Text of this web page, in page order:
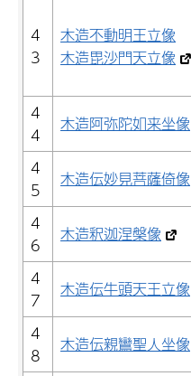
4
3
木造不動明王立像
木造毘沙門天立像
4
4
木造阿弥陀如来坐像
4
5
木造伝妙見菩薩倚像
4
6
木造釈迦涅槃像
4
7
木造伝牛頭天王立像
4
8
木造伝親鸞聖人坐像